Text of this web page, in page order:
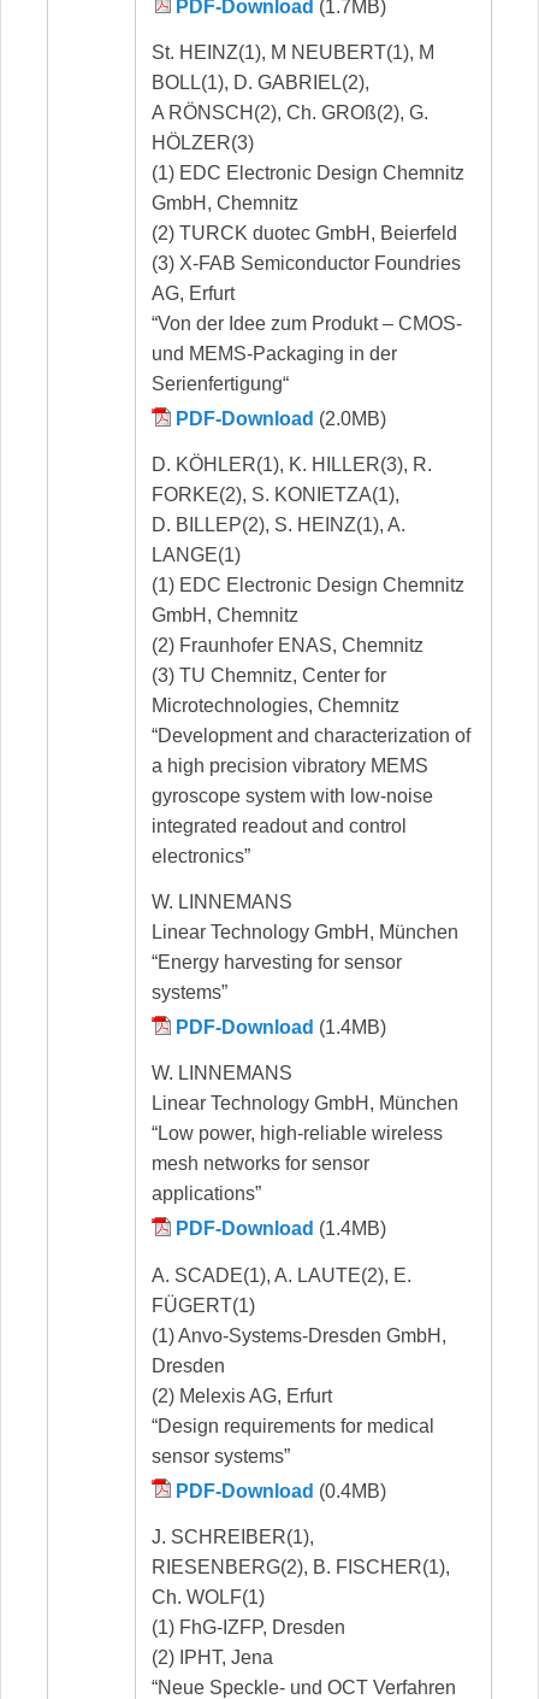
PDF-Download (1.7MB)
St. HEINZ(1), M NEUBERT(1), M
BOLL(1), D. GABRIEL(2),
A RÖNSCH(2), Ch. GROß(2), G.
HÖLZER(3)
(1) EDC Electronic Design Chemnitz
GmbH, Chemnitz
(2) TURCK duotec GmbH, Beierfeld
(3) X-FAB Semiconductor Foundries
AG, Erfurt
“Von der Idee zum Produkt – CMOS-
und MEMS-Packaging in der
Serienfertigung“
PDF-Download (2.0MB)
D. KÖHLER(1), K. HILLER(3), R.
FORKE(2), S. KONIETZA(1),
D. BILLEP(2), S. HEINZ(1), A.
LANGE(1)
(1) EDC Electronic Design Chemnitz
GmbH, Chemnitz
(2) Fraunhofer ENAS, Chemnitz
(3) TU Chemnitz, Center for
Microtechnologies, Chemnitz
“Development and characterization of
a high precision vibratory MEMS
gyroscope system with low-noise
integrated readout and control
electronics”
W. LINNEMANS
Linear Technology GmbH, München
“Energy harvesting for sensor
systems”
PDF-Download (1.4MB)
W. LINNEMANS
Linear Technology GmbH, München
“Low power, high-reliable wireless
mesh networks for sensor
applications”
PDF-Download (1.4MB)
A. SCADE(1), A. LAUTE(2), E.
FÜGERT(1)
(1) Anvo-Systems-Dresden GmbH,
Dresden
(2) Melexis AG, Erfurt
“Design requirements for medical
sensor systems”
PDF-Download (0.4MB)
J. SCHREIBER(1),
RIESENBERG(2), B. FISCHER(1),
Ch. WOLF(1)
(1) FhG-IZFP, Dresden
(2) IPHT, Jena
“Neue Speckle- und OCT Verfahren